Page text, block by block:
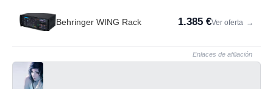
Behringer WING Rack 1.385 €Ver oferta →
Enlaces de afiliación